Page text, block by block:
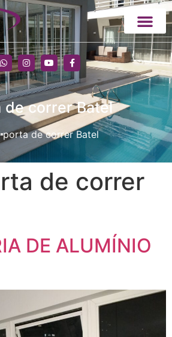
de correr Batel
porta de correr Batel
de correr
DE ALUMÍNIO